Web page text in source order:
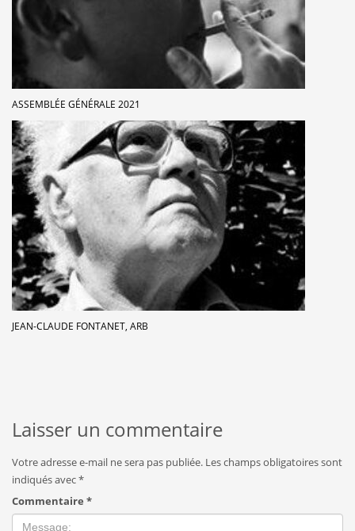
ASSEMBLÉE GÉNÉRALE 2021
JEAN-CLAUDE FONTANET, ARB
Laisser un commentaire
Votre adresse e-mail ne sera pas publiée. Les champs obligatoires sont
indiqués avec*
Commentaire *